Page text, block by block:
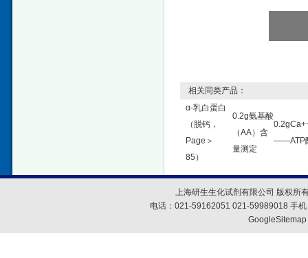
相关同类产品：
α-乳白蛋白
（脱钙，
Page＞
85）
0.2g氨基酸
（AA）含
量测定
——ATP
上海研生生化试剂有限公司 版权所
电话：021-59162051 021-59989018 手
GoogleSitemap